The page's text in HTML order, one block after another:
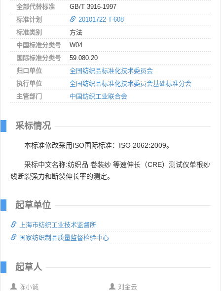
全部代替标准
GB/T 3916-1997
标准计划
20101722-T-608
标准类别
方法
中国标准分类号
W04
国际标准分类号
59.080.20
归口单位
全国纺织品标准化技术委员会
执行单位
全国纺织品标准化技术委员会基础标准分会
主管部门
中国纺织工业联合会
采标情况
本标准修改采用ISO国际标准：ISO 2062:2009。
采标中文名称:纺织品 卷装纱 等速伸长（CRE）测试仪单根纱
线断裂强力和断裂伸长率的测定。
起草单位
上海市纺织工业技术监督所
国家纺织制品质量监督检验中心
起草人
陈小诚
刘金云